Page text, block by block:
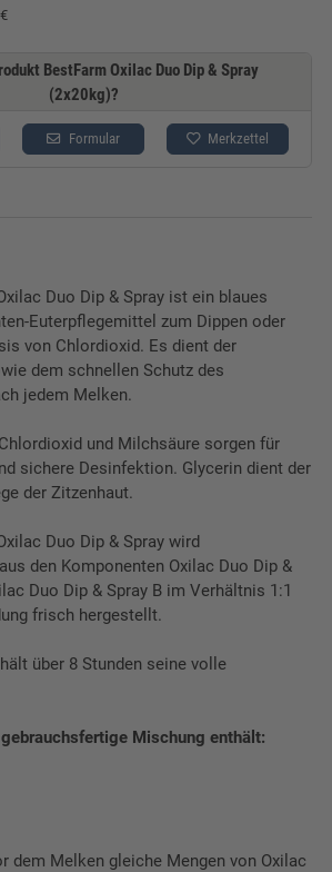
BestFarm Oxilac Duo Dip & Spray
(2x20kg)?
Formular Merkzettel
Duo Dip & Spray ist ein blaues
Euterpflegemittel zum Dippen oder
von Chlordioxid. Es dient der
dem schnellen Schutz des
jedem Melken.
und Milchsäure sorgen für
sichere Desinfektion. Glycerin dient der
der Zitzenhaut.
Duo Dip & Spray wird
den Komponenten Oxilac Duo Dip &
Duo Dip & Spray B im Verhältnis 1:1
frisch hergestellt.
über 8 Stunden seine volle
Mischung enthält:
dem Melken gleiche Mengen von Oxilac